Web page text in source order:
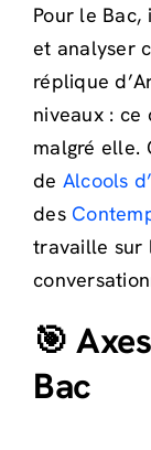
Pour le
et analyser
réplique
niveaux : ce
malgré elle.
de Alcools
des
travaille sur
🎯
Bac